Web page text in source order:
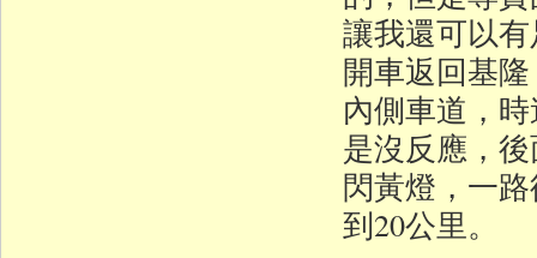
讓我還可以
開車返回基
內側車道，
是沒反應，
閃黃燈，一
到20公里。